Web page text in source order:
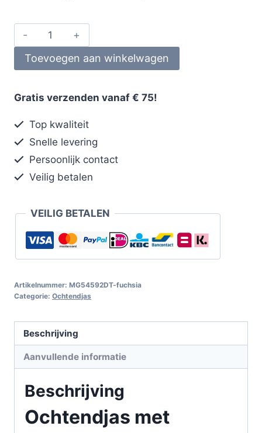
Toevoegen aan winkelwagen
Gratis verzenden vanaf € 75!
Top kwaliteit
Snelle levering
Persoonlijk contact
Veilig betalen
VEILIG BETALEN
Artikelnummer: MG54592DT-fuchsia
Categorie: Ochtendjas
Beschrijving
Aanvullende informatie
Beschrijving
Ochtendjas met